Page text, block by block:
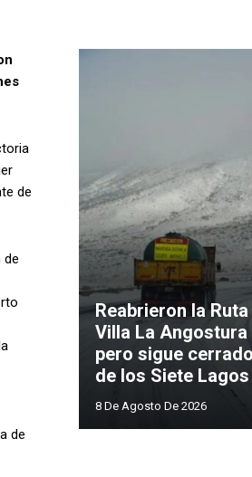
de
de
de
Reabrieron la
Villa La
pero sigue
de los Siete Lagos
8 De Agosto De 2026